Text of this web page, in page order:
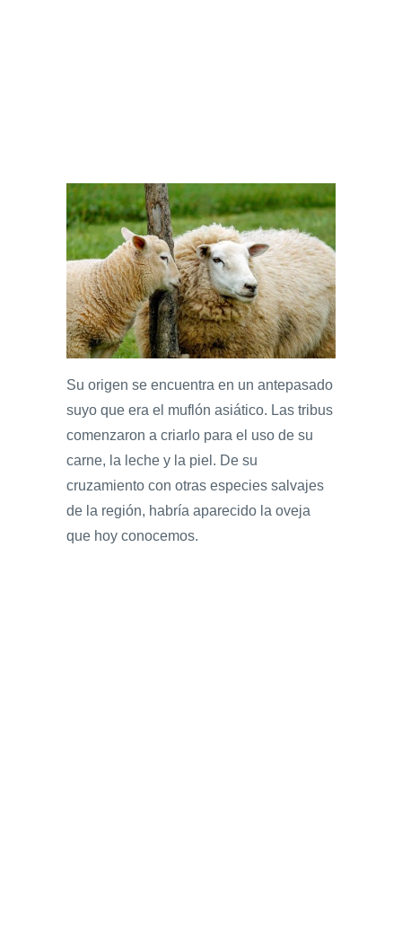
Su origen se encuentra en un antepasado
suyo que era el muflón asiático. Las tribus
comenzaron a criarlo para el uso de su
carne, la leche y la piel. De su
cruzamiento con otras especies salvajes
de la región, habría aparecido la oveja
que hoy conocemos.